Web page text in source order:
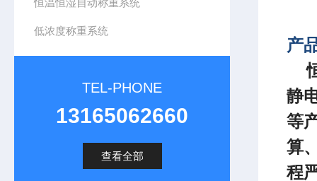
恒温恒湿自动称重系统
低浓度称重系统
TEL-PHONE
13165062660
查看全部
产
静
等
算
程